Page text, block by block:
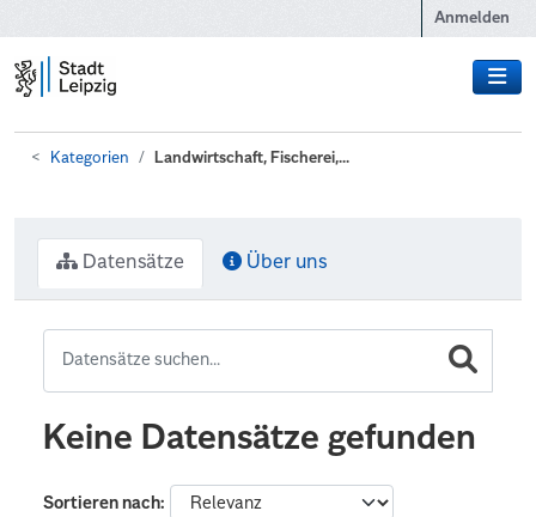
Anmelden
Kategorien Landwirtschaft, Fischerei,...
Datensätze Über uns
Keine Datensätze gefunden
Sortieren nach